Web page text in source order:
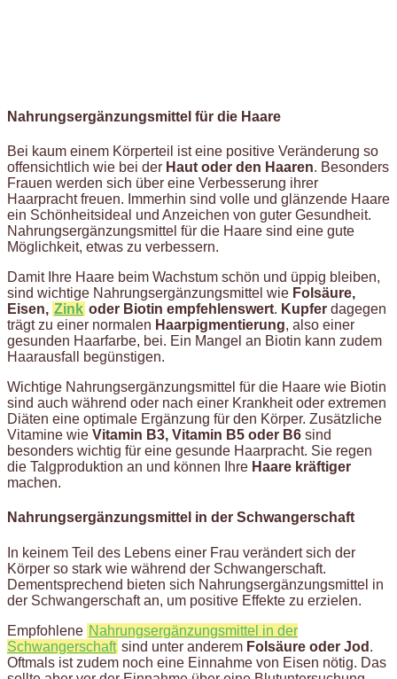
Nahrungsergänzungsmittel für die Haare
Bei kaum einem Körperteil ist eine positive Veränderung so
offensichtlich wie bei der Haut oder den Haaren. Besonders
Frauen werden sich über eine Verbesserung ihrer
Haarpracht freuen. Immerhin sind volle und glänzende Haare
ein Schönheitsideal und Anzeichen von guter Gesundheit.
Nahrungsergänzungsmittel für die Haare sind eine gute
Möglichkeit, etwas zu verbessern.
Damit Ihre Haare beim Wachstum schön und üppig bleiben,
sind wichtige Nahrungsergänzungsmittel wie Folsäure,
Eisen, Zink oder Biotin empfehlenswert. Kupfer dagegen
trägt zu einer normalen Haarpigmentierung, also einer
gesunden Haarfarbe, bei. Ein Mangel an Biotin kann zudem
Haarausfall begünstigen.
Wichtige Nahrungsergänzungsmittel für die Haare wie Biotin
sind auch während oder nach einer Krankheit oder extremen
Diäten eine optimale Ergänzung für den Körper. Zusätzliche
Vitamine wie Vitamin B3, Vitamin B5 oder B6 sind
besonders wichtig für eine gesunde Haarpracht. Sie regen
die Talgproduktion an und können Ihre Haare kräftiger
machen.
Nahrungsergänzungsmittel in der Schwangerschaft
In keinem Teil des Lebens einer Frau verändert sich der
Körper so stark wie während der Schwangerschaft.
Dementsprechend bieten sich Nahrungsergänzungsmittel in
der Schwangerschaft an, um positive Effekte zu erzielen.
Empfohlene Nahrungsergänzungsmittel in der
Schwangerschaft sind unter anderem Folsäure oder Jod .
Oftmals ist zudem noch eine Einnahme von Eisen nötig. Das